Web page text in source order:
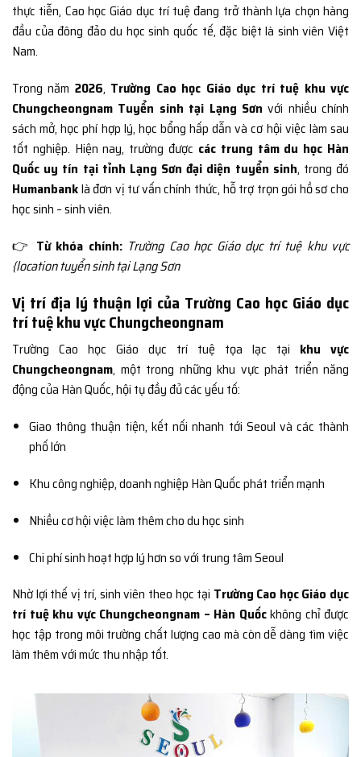
thực tiễn, Cao học Giáo dục trí tuệ đang trở thành lựa chọn hàng
đầu của đông đảo du học sinh quốc tế, đặc biệt là sinh viên Việt
Nam.
Trong năm 2026, Trường Cao học Giáo dục trí tuệ khu vực
Chungcheongnam Tuyển sinh tại Lạng Sơnvới nhiều chính
sách mở, học phí hợp lý, học bổng hấp dẫn và cơ hội việc làm sau
tốt nghiệp. Hiện nay, trường được các trung tâm du học Hàn
Quốc uy tín tại tỉnh Lạng Sơn đại diện tuyển sinh, trong đó
Humanbanklà đơn vị tư vấn chính thức, hỗ trợ trọn gói hồ sơ cho
học sinh – sinh viên.
👉 Từ khóa chính: Trường Cao học Giáo dục trí tuệ khu vực
{location tuyển sinh tại Lạng Sơn
Vị trí địa lý thuận lợi của Trường Cao học Giáo dục
trí tuệ khu vực Chungcheongnam
Trường Cao học Giáo dục trí tuệ tọa lạc tại khu vực
Chungcheongnam, một trong những khu vực phát triển năng
động của Hàn Quốc, hội tụ đầy đủ các yếu tố:
Giao thông thuận tiện, kết nối nhanh tới Seoul và các thành
phố lớn
Khu công nghiệp, doanh nghiệp Hàn Quốc phát triển mạnh
Nhiều cơ hội việc làm thêm cho du học sinh
Chi phí sinh hoạt hợp lý hơn so với trung tâm Seoul
Nhờ lợi thế vị trí, sinh viên theo học tại Trường Cao học Giáo dục
trí tuệ khu vực Chungcheongnam – Hàn Quốckhông chỉ được
học tập trong môi trường chất lượng cao mà còn dễ dàng tìm việc
làm thêm với mức thu nhập tốt.